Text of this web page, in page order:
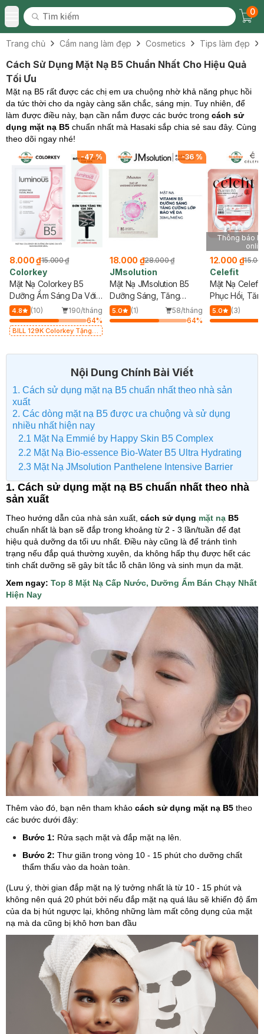
Toggle Menu
Tìm kiếm
Tìm kiếm
0
Trang chủ Cẩm nang làm đẹp Cosmetics Tips làm đẹp
Cách Sử Dụng Mặt Nạ B5 Chuẩn Nhất Cho Hiệu Quả
Tối Ưu
Mặt nạ B5 rất được các chị em ưa chuộng nhờ khả năng phục hồi
da tức thời cho da ngày càng săn chắc, sáng mịn. Tuy nhiên, để
làm được điều này, bạn cần nắm được các bước trong cách sử
dụng mặt nạ B5 chuẩn nhất mà Hasaki sắp chia sẻ sau đây. Cùng
theo dõi ngay nhé!
-47%
8.000 ₫15.000 ₫
Colorkey
Mặt Nạ Colorkey B5
Dưỡng Ẩm Sáng Da Với
Niacinamide 25ml
4.8 (10)
190/tháng
64%
BILL 129K Colorkey Tặng
-36%
18.000 ₫28.000 ₫
JMsolution
Mặt Nạ JMsolution B5
Dưỡng Sáng, Tăng
Cường Lớp Bảo Vệ Da
30ml
5.0 (1)
58/tháng
64%
Thông báo
12.000 ₫
Celefit
Mặt Nạ Celefit
Phục Hồi,
Kháng Da 23g
5.0 (3)
Nội Dung Chính Bài Viết
1. Cách sử dụng mặt nạ B5 chuẩn nhất theo nhà sản
xuất
2. Các dòng mặt nạ B5 được ưa chuộng và sử dụng
nhiều nhất hiện nay
2.1 Mặt Nạ Emmié by Happy Skin B5 Complex
2.2 Mặt Nạ Bio-essence Bio-Water B5 Ultra Hydrating
2.3 Mặt Nạ JMsolution Panthelene Intensive Barrier
1. Cách sử dụng mặt nạ B5 chuẩn nhất theo nhà
sản xuất
Theo hướng dẫn của nhà sản xuất, cách sử dụng mặt nạ B5
chuẩn nhất là bạn sẽ đắp trong khoảng từ 2 - 3 lần/tuần để đạt
hiệu quả dưỡng da tối ưu nhất. Điều này cũng là để tránh tình
trạng nếu đắp quá thường xuyên, da không hấp thụ được hết các
tinh chất dưỡng sẽ gây bít tắc lỗ chân lông và sinh mụn da mặt.
Xem ngay: Top 8 Mặt Nạ Cấp Nước, Dưỡng Ẩm Bán Chạy Nhất
Hiện Nay
Thêm vào đó, bạn nên tham khảo cách sử dụng mặt nạ B5 theo
các bước dưới đây:
Bước 1: Rửa sạch mặt và đắp mặt nạ lên.
Bước 2: Thư giãn trong vòng 10 - 15 phút cho dưỡng chất
thẩm thấu vào da hoàn toàn.
(Lưu ý, thời gian đắp mặt nạ lý tưởng nhất là từ 10 - 15 phút và
không nên quá 20 phút bởi nếu đắp mặt nạ quá lâu sẽ khiến độ ẩm
của da bị hút ngược lại, không những làm mất công dụng của mặt
nạ mà da cũng bị khô hơn ban đầu